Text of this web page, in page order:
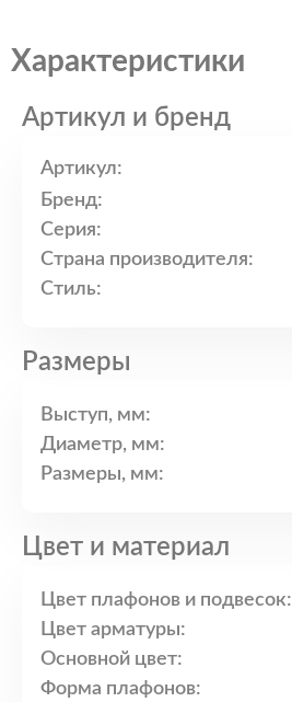
Характеристики
Артикул и бренд
Артикул:
Бренд:
Серия:
Страна производителя:
Стиль:
Размеры
Выступ, мм:
Диаметр, мм:
Размеры, мм:
Цвет и материал
Цвет плафонов и подвесок:
Цвет арматуры:
Основной цвет:
Форма плафонов: